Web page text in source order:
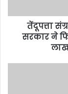
तेंदूपत्ता
सरकार ने